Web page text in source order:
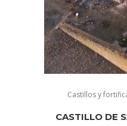
Castillos y
CASTILLO DE